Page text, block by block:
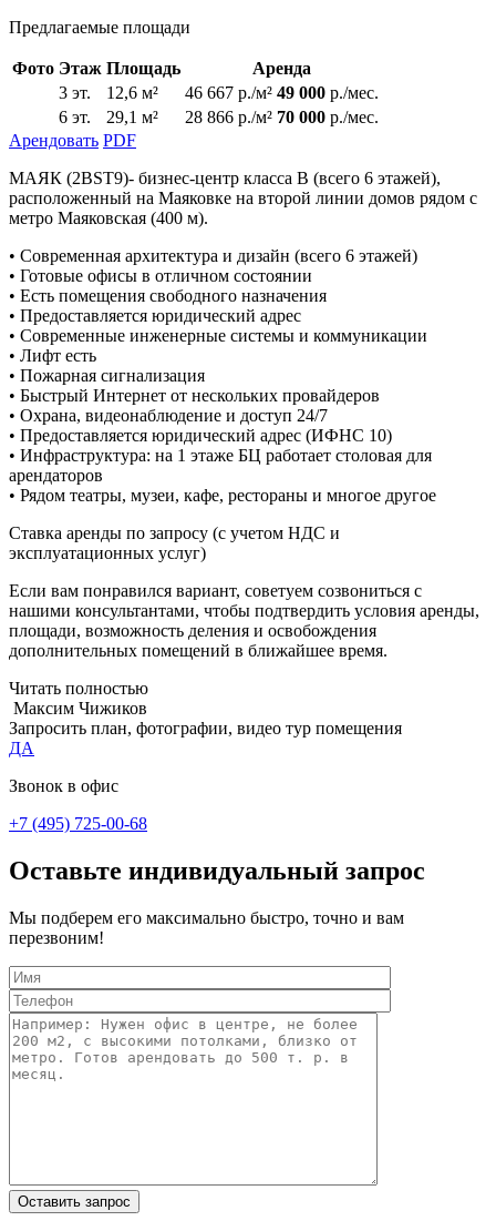
Предлагаемые площади
Фото Этаж Площадь
Аренда
3 эт.
12,6 м² 46 667 р./м² 49 000 р./мес.
6 эт.
29,1 м² 28 866 р./м² 70 000 р./мес.
Арендовать PDF
МАЯК (2BST9)- бизнес-центр класса В (всего 6 этажей),
расположенный на Маяковке на второй линии домов рядом с
метро Маяковская (400 м).
• Современная архитектура и дизайн (всего 6 этажей)
• Готовые офисы в отличном состоянии
• Есть помещения свободного назначения
• Предоставляется юридический адрес
• Современные инженерные системы и коммуникации
• Лифт есть
• Пожарная сигнализация
• Быстрый Интернет от нескольких провайдеров
• Охрана, видеонаблюдение и доступ 24/7
• Предоставляется юридический адрес (ИФНС 10)
• Инфраструктура: на 1 этаже БЦ работает столовая для
арендаторов
• Рядом театры, музеи, кафе, рестораны и многое другое
Ставка аренды по запросу (с учетом НДС и
эксплуатационных услуг)
Если вам понравился вариант, советуем созвониться с
нашими консультантами, чтобы подтвердить условия аренды,
площади, возможность деления и освобождения
дополнительных помещений в ближайшее время.
Читать полностью
Максим Чижиков
Запросить план, фотографии, видео тур помещения
ДА
Звонок в офис
+7 (495) 725-00-68
Оставьте индивидуальный запрос
Мы подберем его максимально быстро, точно и вам
перезвоним!